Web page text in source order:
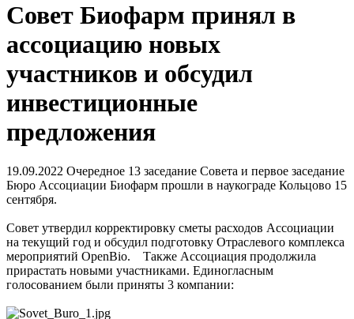
Совет Биофарм принял в
ассоциацию новых
участников и обсудил
инвестиционные
предложения
19.09.2022 Очередное 13 заседание Совета и первое заседание
Бюро Ассоциации Биофарм прошли в наукограде Кольцово 15
сентября.
Совет утвердил корректировку сметы расходов Ассоциации
на текущий год и обсудил подготовку Отраслевого комплекса
мероприятий OpenBio. Также Ассоциация продолжила
прирастать новыми участниками. Единогласным
голосованием были приняты 3 компании: